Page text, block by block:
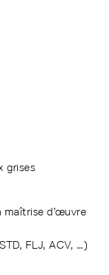
grises
maîtrise d’œuvre
FLJ, ACV, …)